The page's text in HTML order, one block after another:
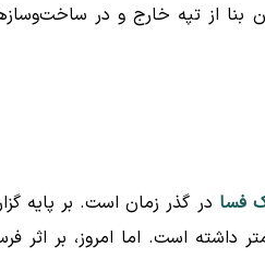
از تپه خارج و در
فسا در گذر زمان است. بر پایه
حدود ۲۵ متر ارتفاع و مساحتی در حدود ۱۳۰ تا ۱۴۰ متر